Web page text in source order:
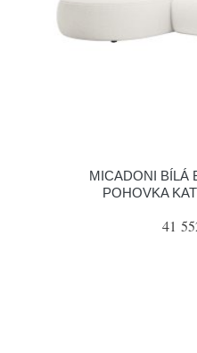
MICADONI BÍLÁ
POHOVKA
41